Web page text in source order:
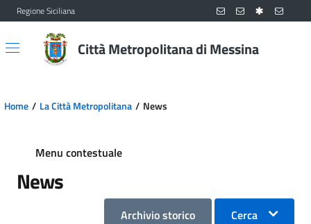
Vai al contenuto principale
Vai al menu principale
Regione Siciliana
Città Metropolitana di Messina
Home La Città Metropolitana News
Menu contestuale
News
Archivio storico Cerca